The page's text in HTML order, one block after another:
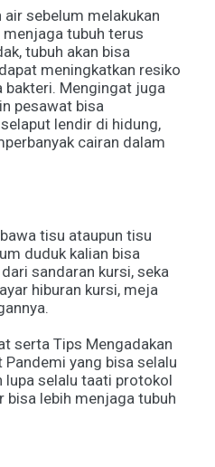
air sebelum melakukan
tubuh terus
tubuh akan bisa
meningkatkan resiko
bakteri. Mengingat juga
pesawat bisa
lendir di hidung,
cairan dalam
tisu ataupun tisu
duduk kalian bisa
sandaran kursi, seka
hiburan kursi, meja
serta Tips Mengadakan
Pandemi yang bisa selalu
lupa selalu taati protokol
bisa lebih menjaga tubuh